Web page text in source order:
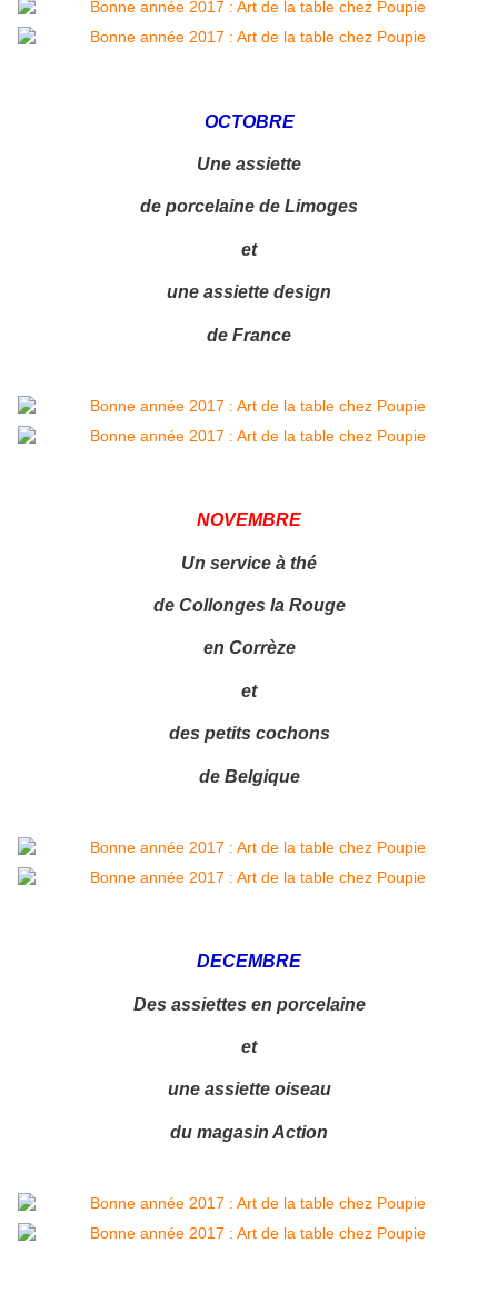
OCTOBRE
Une assiette
de porcelaine de Limoges
et
une assiette design
de France
NOVEMBRE
Un service à thé
de Collonges la Rouge
en Corrèze
et
des petits cochons
de Belgique
DECEMBRE
Des assiettes en porcelaine
et
une assiette oiseau
du magasin Action